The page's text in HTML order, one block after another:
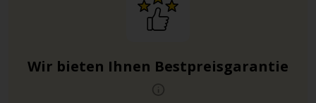
Wir bieten Ihnen Bestpreisgarantie